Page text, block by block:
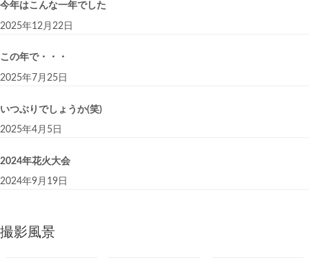
今年はこんな一年でした
2025年12月22日
この年で・・・
2025年7月25日
いつぶりでしょうか(笑)
2025年4月5日
2024年花火大会
2024年9月19日
撮影風景